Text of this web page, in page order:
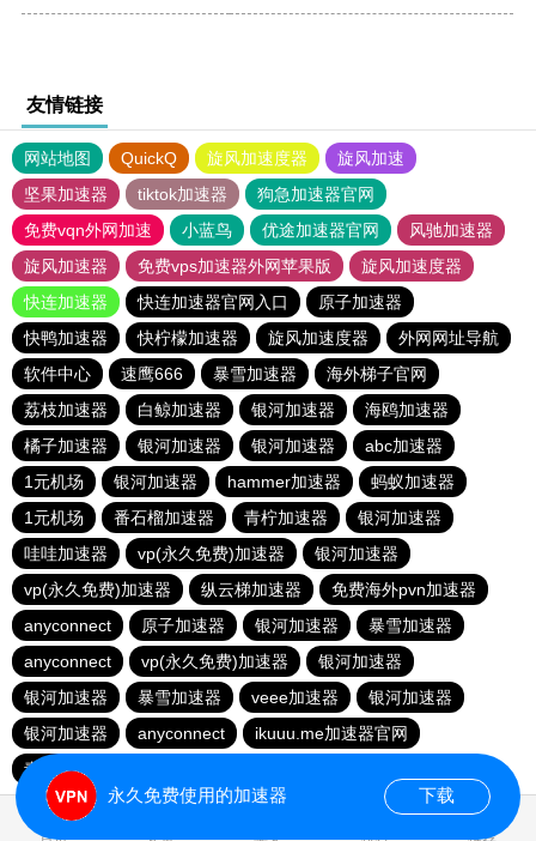
友情链接
网站地图 QuickQ 旋风加速度器
旋风加速
坚果加速器
tiktok加速器
狗急加速器官网
免费vqn外网加速
小蓝鸟 优途加速器官网
风驰加速器
旋风加速器
免费vps加速器外网苹果版
旋风加速度器
快连加速器
快连加速器官网入口
原子加速器
快鸭加速器
快柠檬加速器 旋风加速度器
外网网址导航
软件中心
速鹰666 暴雪加速器
海外梯子官网
荔枝加速器
白鲸加速器 银河加速器
海鸥加速器
橘子加速器
银河加速器 银河加速器
abc加速器
1元机场
银河加速器 hammer加速器
蚂蚁加速器
1元机场
番石榴加速器 青柠加速器
银河加速器
哇哇加速器
vp(永久免费)加速器
银河加速器
vp(永久免费)加速器
纵云梯加速器
免费海外pvn加速器
anyconnect
原子加速器 银河加速器
暴雪加速器
anyconnect
vp(永久免费)加速器
银河加速器
银河加速器
暴雪加速器 veee加速器
银河加速器
银河加速器
anyconnect
ikuuu.me加速器官网
青柠加速器
永久免费使用的加速器 下载